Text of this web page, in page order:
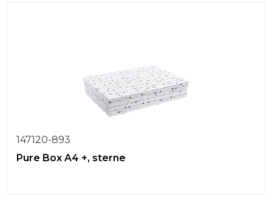
147120-893
Pure Box A4 +, sterne